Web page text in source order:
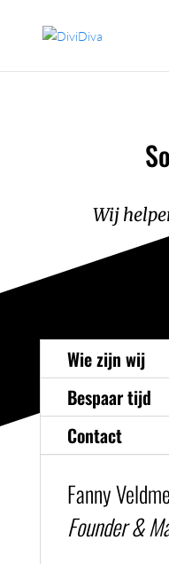
Wij
Wie zijn wij
Bespaar tijd
Contact
Fanny
Founder &